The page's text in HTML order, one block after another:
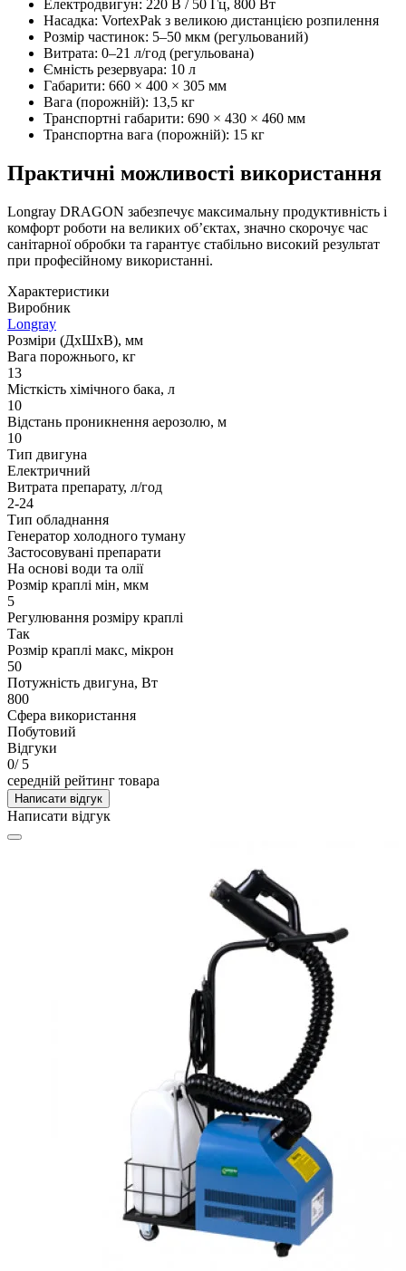
Електродвигун: 220 В / 50 Гц, 800 Вт
Насадка: VortexPak з великою дистанцією розпилення
Розмір частинок: 5–50 мкм (регульований)
Витрата: 0–21 л/год (регульована)
Ємність резервуара: 10 л
Габарити: 660 × 400 × 305 мм
Вага (порожній): 13,5 кг
Транспортні габарити: 690 × 430 × 460 мм
Транспортна вага (порожній): 15 кг
Практичні можливості використання
Longray DRAGON забезпечує максимальну продуктивність і
комфорт роботи на великих об’єктах, значно скорочує час
санітарної обробки та гарантує стабільно високий результат
при професійному використанні.
Характеристики
Виробник
Longray
Розміри (ДxШxВ), мм
Вага порожнього, кг
13
Місткість хімічного бака, л
10
Відстань проникнення аерозолю, м
10
Тип двигуна
Електричний
Витрата препарату, л/год
2-24
Тип обладнання
Генератор холодного туману
Застосовувані препарати
На основі води та олії
Розмір краплі мін, мкм
5
Регулювання розміру краплі
Так
Розмір краплі макс, мікрон
50
Потужність двигуна, Вт
800
Сфера використання
Побутовий
Відгуки
0/ 5
середній рейтинг товара
Написати відгук
Написати відгук